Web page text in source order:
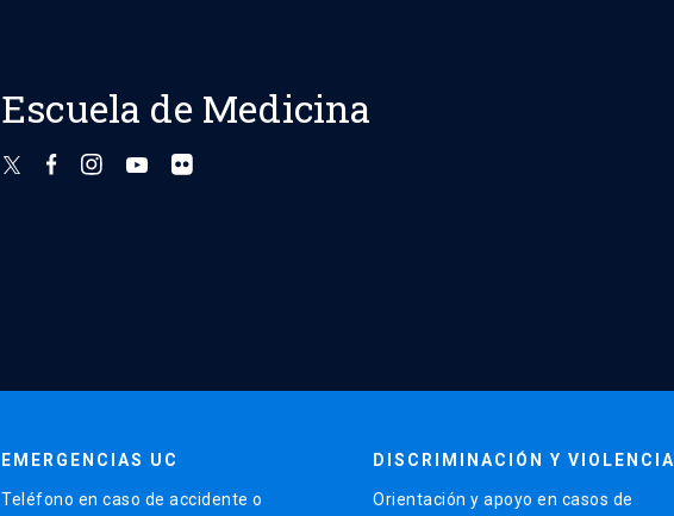
Escuela de Medicina
EMERGENCIAS UC
Teléfono en caso de accidente o
DISCRIMINACIÓN Y VIOLENCIA
Orientación y apoyo en casos de